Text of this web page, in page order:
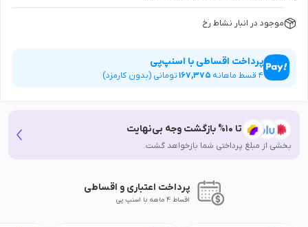
موجود در انبار نشاط رخ
پرداخت اقساطی با اسنپ‌پی
4 قسط ماهانه 167,375تومانی (بدون کارمزد)
تا 10% بازگشت وجه بی‌نهایت
بخشی از مبلغ پرداختی شما بازخواهد گشت.
پرداخت اعتباری و اقساطی
اقساط 4 ماهه با اسنپ پی